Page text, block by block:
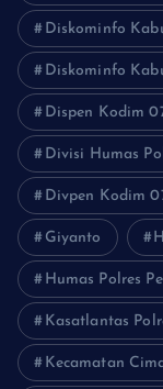
Diskominfo
Diskominfo
Dispen Kodim
Divisi Humas
Divpen Kodim
Giyanto
Humas Polres
Kasatlantas
Kecamatan